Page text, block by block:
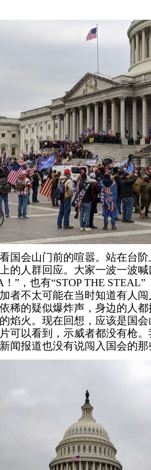
国会山门前的喧嚣。站在台
的人群回应。大家一波一波
！”，也有“STOP THE
者不太可能在当时知道有人
稀的疑似爆炸声，身边的人
焰火。现在回想，应该是国
可以看到，示威者都没有枪
闻报道也没有说闯入国会的